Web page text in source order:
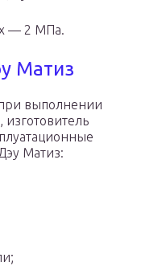
— 2 МПа.
Матиз
при выполнении
изготовитель
Матиз: